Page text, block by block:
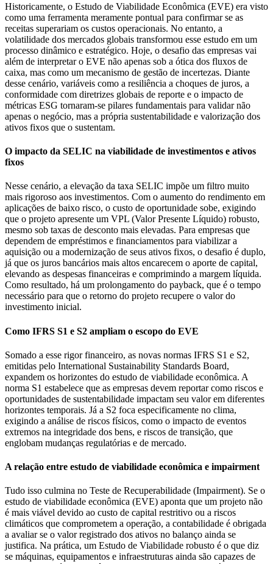
Historicamente, o Estudo de Viabilidade Econômica (EVE) era visto
como uma ferramenta meramente pontual para confirmar se as
receitas superariam os custos operacionais. No entanto, a
volatilidade dos mercados globais transformou esse estudo em um
processo dinâmico e estratégico. Hoje, o desafio das empresas vai
além de interpretar o EVE não apenas sob a ótica dos fluxos de
caixa, mas como um mecanismo de gestão de incertezas. Diante
desse cenário, variáveis como a resiliência a choques de juros, a
conformidade com diretrizes globais de reporte e o impacto de
métricas ESG tornaram-se pilares fundamentais para validar não
apenas o negócio, mas a própria sustentabilidade e valorização dos
ativos fixos que o sustentam.
O impacto da SELIC na viabilidade de investimentos e ativos
fixos
Nesse cenário, a elevação da taxa SELIC impõe um filtro muito
mais rigoroso aos investimentos. Com o aumento do rendimento em
aplicações de baixo risco, o custo de oportunidade sobe, exigindo
que o projeto apresente um VPL (Valor Presente Líquido) robusto,
mesmo sob taxas de desconto mais elevadas. Para empresas que
dependem de empréstimos e financiamentos para viabilizar a
aquisição ou a modernização de seus ativos fixos, o desafio é duplo,
já que os juros bancários mais altos encarecem o aporte de capital,
elevando as despesas financeiras e comprimindo a margem líquida.
Como resultado, há um prolongamento do payback, que é o tempo
necessário para que o retorno do projeto recupere o valor do
investimento inicial.
Como IFRS S1 e S2 ampliam o escopo do EVE
Somado a esse rigor financeiro, as novas normas IFRS S1 e S2,
emitidas pelo International Sustainability Standards Board,
expandem os horizontes do estudo de viabilidade econômica. A
norma S1 estabelece que as empresas devem reportar como riscos e
oportunidades de sustentabilidade impactam seu valor em diferentes
horizontes temporais. Já a S2 foca especificamente no clima,
exigindo a análise de riscos físicos, como o impacto de eventos
extremos na integridade dos bens, e riscos de transição, que
englobam mudanças regulatórias e de mercado.
A relação entre estudo de viabilidade econômica e impairment
Tudo isso culmina no Teste de Recuperabilidade (Impairment). Se o
estudo de viabilidade econômica (EVE) aponta que um projeto não
é mais viável devido ao custo de capital restritivo ou a riscos
climáticos que comprometem a operação, a contabilidade é obrigada
a avaliar se o valor registrado dos ativos no balanço ainda se
justifica. Na prática, um Estudo de Viabilidade robusto é o que diz
se máquinas, equipamentos e infraestruturas ainda são capazes de